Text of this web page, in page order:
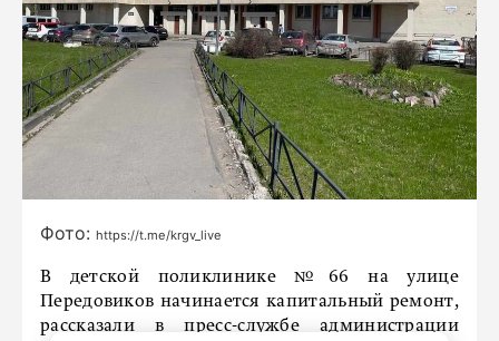
Фото: https://t.me/krgv_live
В детской поликлинике №66 на улице
Передовиков начинается капитальный ремонт,
рассказали в пресс-службе администрации